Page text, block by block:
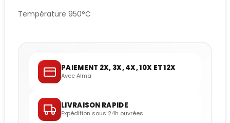
Température 950°C
PAIEMENT 2X, 3X, 4X, 10X ET 12X
Avec Alma
LIVRAISON RAPIDE
Expédition sous 24h ouvrées